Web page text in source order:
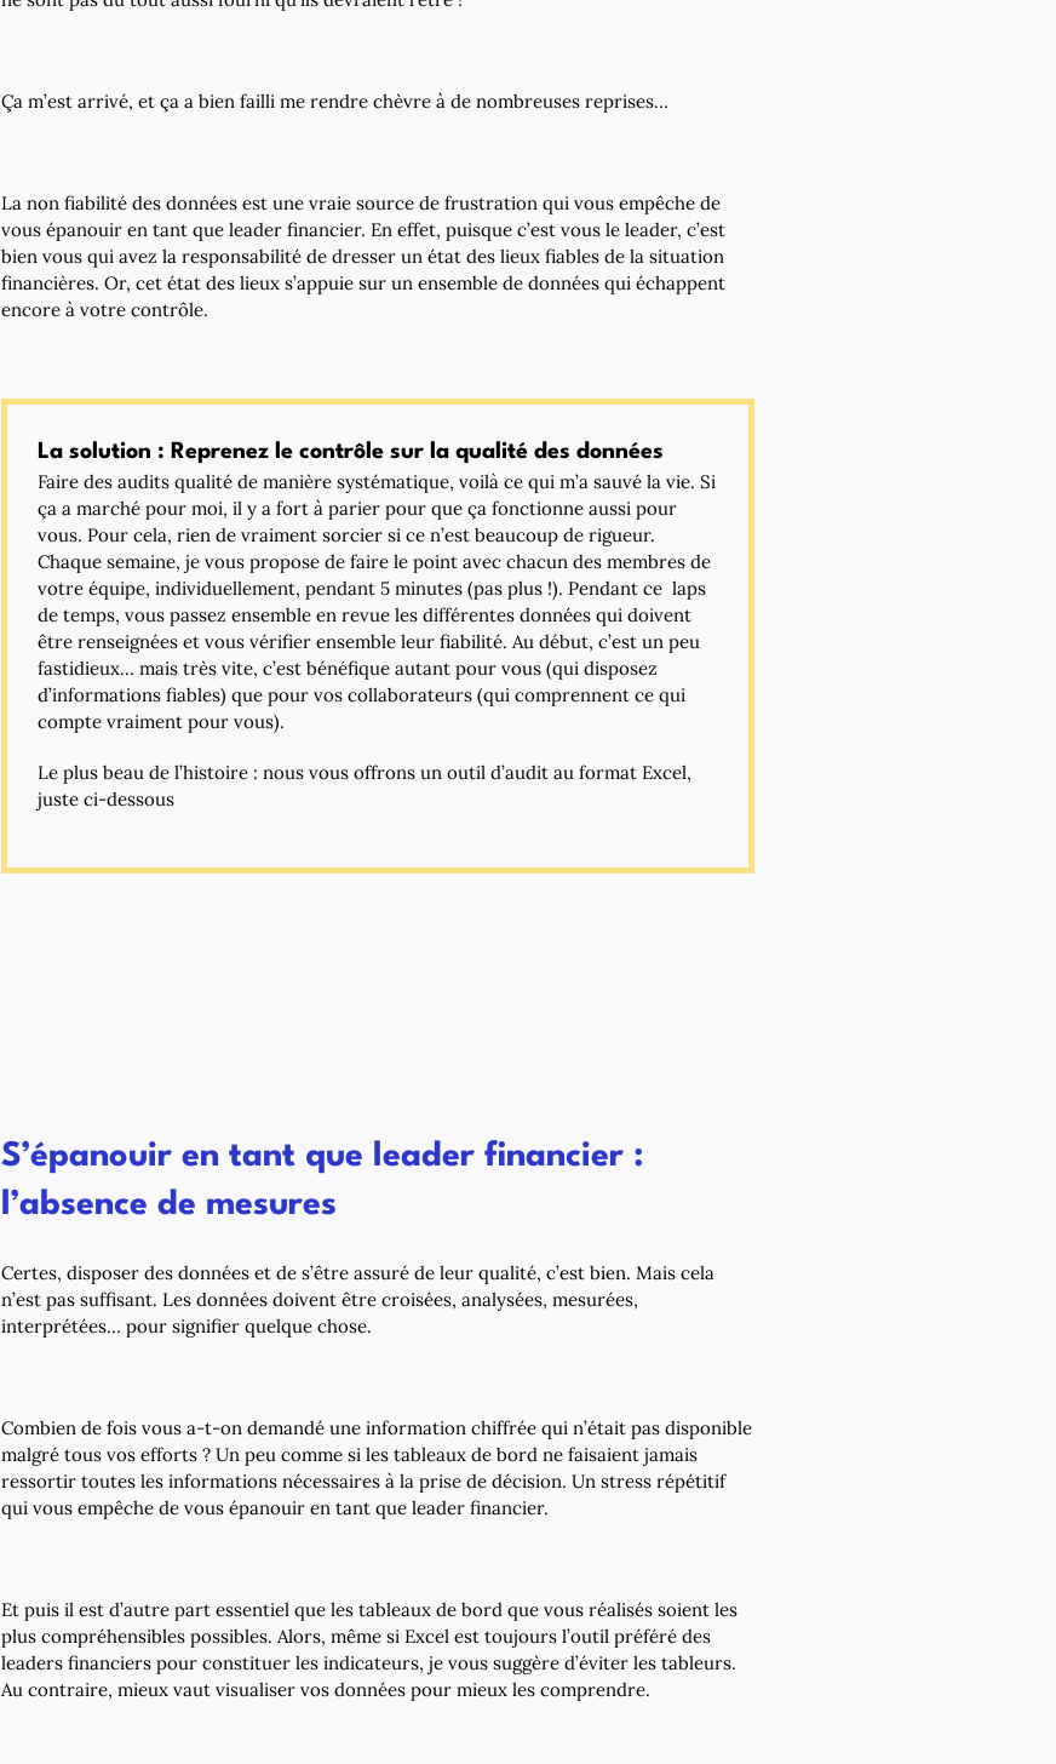
Ça m’est arrivé, et ça a bien failli me rendre chèvre à de nombreuses reprises…
La non fiabilité des données est une vraie source de frustration qui vous empêche de
vous épanouir en tant que leader financier. En effet, puisque c’est vous le leader, c’est
bien vous qui avez la responsabilité de dresser un état des lieux fiables de la situation
financières. Or, cet état des lieux s’appuie sur un ensemble de données qui échappent
encore à votre contrôle.
La solution : Reprenez le contrôle sur la qualité des données
Faire des audits qualité de manière systématique, voilà ce qui m’a sauvé la vie. Si
ça a marché pour moi, il y a fort à parier pour que ça fonctionne aussi pour
vous. Pour cela, rien de vraiment sorcier si ce n’est beaucoup de rigueur.
Chaque semaine, je vous propose de faire le point avec chacun des membres de
votre équipe, individuellement, pendant 5 minutes (pas plus !). Pendant ce laps
de temps, vous passez ensemble en revue les différentes données qui doivent
être renseignées et vous vérifier ensemble leur fiabilité. Au début, c’est un peu
fastidieux… mais très vite, c’est bénéfique autant pour vous (qui disposez
d’informations fiables) que pour vos collaborateurs (qui comprennent ce qui
compte vraiment pour vous).
Le plus beau de l’histoire : nous vous offrons un outil d’audit au format Excel,
juste ci-dessous
S’épanouir en tant que leader financier :
l’absence de mesures
Certes, disposer des données et de s’être assuré de leur qualité, c’est bien. Mais cela
n’est pas suffisant. Les données doivent être croisées, analysées, mesurées,
interprétées… pour signifier quelque chose.
Combien de fois vous a-t-on demandé une information chiffrée qui n’était pas disponible
malgré tous vos efforts ? Un peu comme si les tableaux de bord ne faisaient jamais
ressortir toutes les informations nécessaires à la prise de décision. Un stress répétitif
qui vous empêche de vous épanouir en tant que leader financier.
Et puis il est d’autre part essentiel que les tableaux de bord que vous réalisés soient les
plus compréhensibles possibles. Alors, même si Excel est toujours l’outil préféré des
leaders financiers pour constituer les indicateurs, je vous suggère d’éviter les tableurs.
Au contraire, mieux vaut visualiser vos données pour mieux les comprendre.